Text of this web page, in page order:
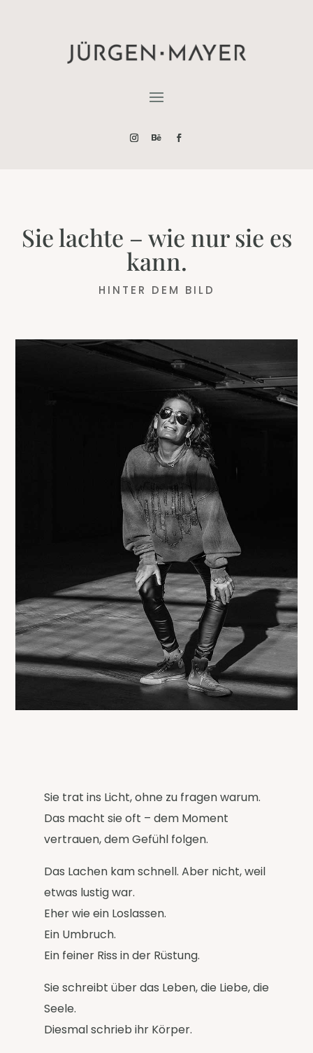
Sie lachte – wie nur sie es
kann.
HINTER DEM BILD
Sie trat ins Licht, ohne zu fragen warum.
Das macht sie oft – dem Moment
vertrauen, dem Gefühl folgen.
Das Lachen kam schnell. Aber nicht, weil
etwas lustig war.
Eher wie ein Loslassen.
Ein Umbruch.
Ein feiner Riss in der Rüstung.
Sie schreibt über das Leben, die Liebe, die
Seele.
Diesmal schrieb ihr Körper.